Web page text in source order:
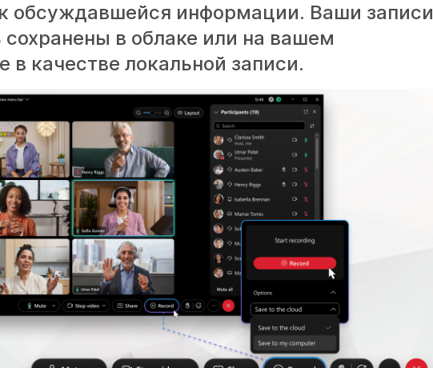
обсуждавшейся информации. Ваши записи
сохранены в облаке или на вашем
в качестве локальной записи.